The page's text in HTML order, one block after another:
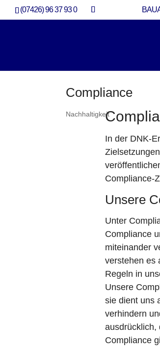
(07426) 96 37 93 0
Compliance
Nachhaltigkeit
In der DNK-
Compliance-
Unsere
Unter
Compliance
miteinander
verstehen es
Regeln in
Unsere
sie dient uns
verhindern
ausdrücklich,
Compliance